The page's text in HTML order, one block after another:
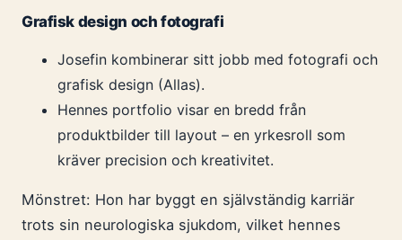
Grafisk design och fotografi
Josefin kombinerar sitt jobb med fotografi och
grafisk design (Allas).
Hennes portfolio visar en bredd från
produktbilder till layout – en yrkesroll som
kräver precision och kreativitet.
Mönstret: Hon har byggt en självständig karriär
trots sin neurologiska sjukdom, vilket hennes